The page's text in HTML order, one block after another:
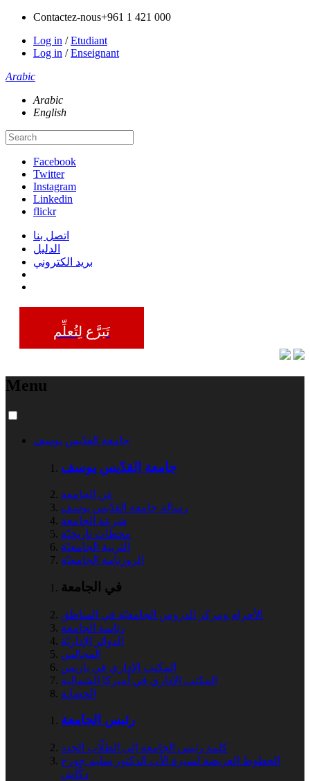
Contactez-nous+961 1 421 000
Log in /Etudiant
Log in /Enseignant
Arabic
Arabic
English
Facebook
Twitter
Instagram
Linkedin
flickr
اتصل بنا
الدليل
بريد الكتروني
تَبَرَّع لِتُعلِّم
Menu
جامعة القدّيس يوسف
جامعة القدّيس يوسف
عن الجامعة
رسالة جامعة القدّيس يوسف
شرعة الجامعة
محطات تاريخيّة
التربية الجامعيّة
الروزنامة الجامعيّة
في الجامعة
الأحرام ومركز الدروس الجامعيّة في المناطق
رئاسة الجامعة
الدوائر الإداريّة
المجالس
المكتب الإداري في باريس
المكتب الإداري في أميركا الشمالية
الحضانة
رئيس الجامعة
كلمة رئيس الجامعة إلى الطلّاب الجدد
الخطوط العريضة لسيرة الأب الدكتور سليم جورج
دكّاش